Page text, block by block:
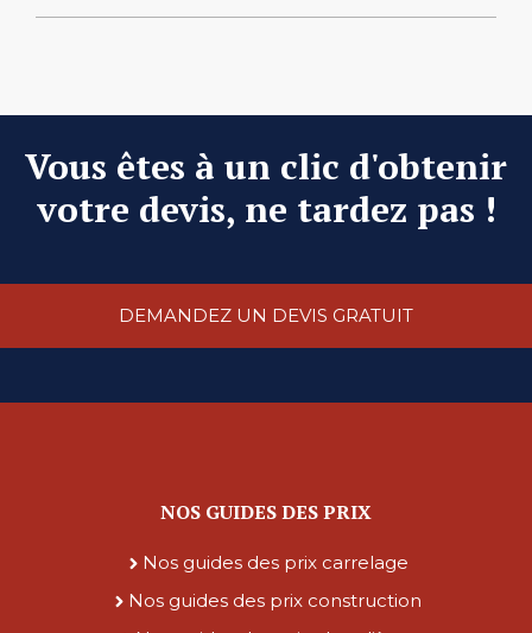
Vous êtes à un clic d'obtenir
votre devis, ne tardez pas !
DEMANDEZ UN DEVIS GRATUIT
NOS GUIDES DES PRIX
Nos guides des prix carrelage
Nos guides des prix construction